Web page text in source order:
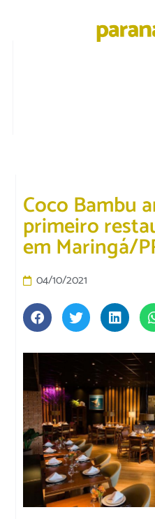
Coco Bambu
primeiro
em Maringá/
04/10/2021